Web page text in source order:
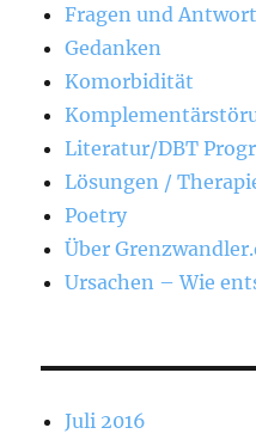
Fragen und
Gedanken
Komorbidität
Literatur/DBT
Lösungen /
Poetry
Über
Ursachen – Wie
Juli 2016